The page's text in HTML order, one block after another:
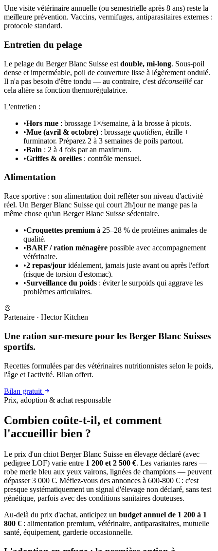
Une visite vétérinaire annuelle (ou semestrielle après 8 ans) reste la
meilleure prévention. Vaccins, vermifuges, antiparasitaires externes :
protocole standard.
Entretien du pelage
Le pelage du Berger Blanc Suisse est double, mi-long. Sous-poil
dense et imperméable, poil de couverture lisse à légèrement ondulé.
Il n'a pas besoin d'être tondu — au contraire, c'est déconseillécar
cela altère sa fonction thermorégulatrice.
L'entretien :
•Hors mue : brossage 1×/semaine, à la brosse à picots.
•Mue (avril & octobre) : brossage quotidien, étrille +
furminator. Préparez 2 à 3 semaines de poils partout.
•Bain : 2 à 4 fois par an maximum.
•Griffes & oreilles : contrôle mensuel.
Alimentation
Race sportive : son alimentation doit refléter son niveau d'activité
réel. Un Berger Blanc Suisse qui court 2h/jour ne mange pas la
même chose qu'un Berger Blanc Suisse sédentaire.
•Croquettes premium à 25–28 % de protéines animales de
qualité.
•BARF / ration ménagère possible avec accompagnement
vétérinaire.
•2 repas/jour idéalement, jamais juste avant ou après l'effort
(risque de torsion d'estomac).
•Surveillance du poids : éviter le surpoids qui aggrave les
problèmes articulaires.
🍲
Partenaire · Hector Kitchen
Une ration sur-mesure pour les Berger Blanc Suisses
sportifs.
Recettes formulées par des vétérinaires nutritionnistes selon le poids,
l'âge et l'activité. Bilan offert.
Bilan gratuit
Prix, adoption & achat responsable
Combien coûte-t-il, et comment
l'accueillir bien ?
Le prix d'un chiot Berger Blanc Suisse en élevage déclaré (avec
pedigree LOF) varie entre 1 200 et 2 500 €. Les variantes rares —
robe merle bleu aux yeux vairons, lignées de champions — peuvent
dépasser 3 000 €. Méfiez-vous des annonces à 600-800 € : c'est
presque systématiquement un signal d'élevage non déclaré, sans test
génétique, parfois avec des conditions sanitaires douteuses.
Au-delà du prix d'achat, anticipez un budget annuel de 1 200 à 1
800 € : alimentation premium, vétérinaire, antiparasitaires, mutuelle
santé, équipement, garderie occasionnelle.